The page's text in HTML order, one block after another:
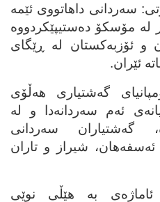
سه‌ردانی داهاتووی ئێمه‌
له‌ مۆسکۆ ده‌ستیپێکردووه‌
و ئۆزبه‌کستان له‌ ڕێگای
ئێران.
گه‌شتیاری هه‌ڵۆی
ئه‌م سه‌ردانه‌دا و له‌
گه‌شتیاران سه‌ردانی
شیراز و تاران
ئاماژه‌ی به‌ هێڵی نوێی